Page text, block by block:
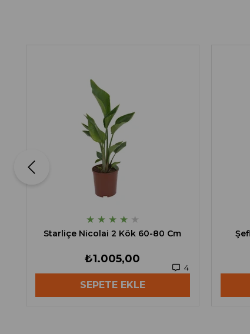
★ ★ ★ ★ ★
Starliçe Nicolai 2 Kök 60-80 Cm
4
₺1.005,00
SEPETE EKLE